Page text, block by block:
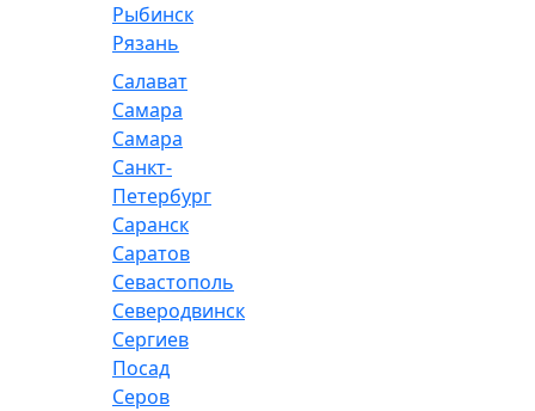
Рыбинск
Рязань
Салават
Самара
Самара
Санкт-
Петербург
Саранск
Саратов
Севастополь
Северодвинск
Сергиев
Посад
Серов